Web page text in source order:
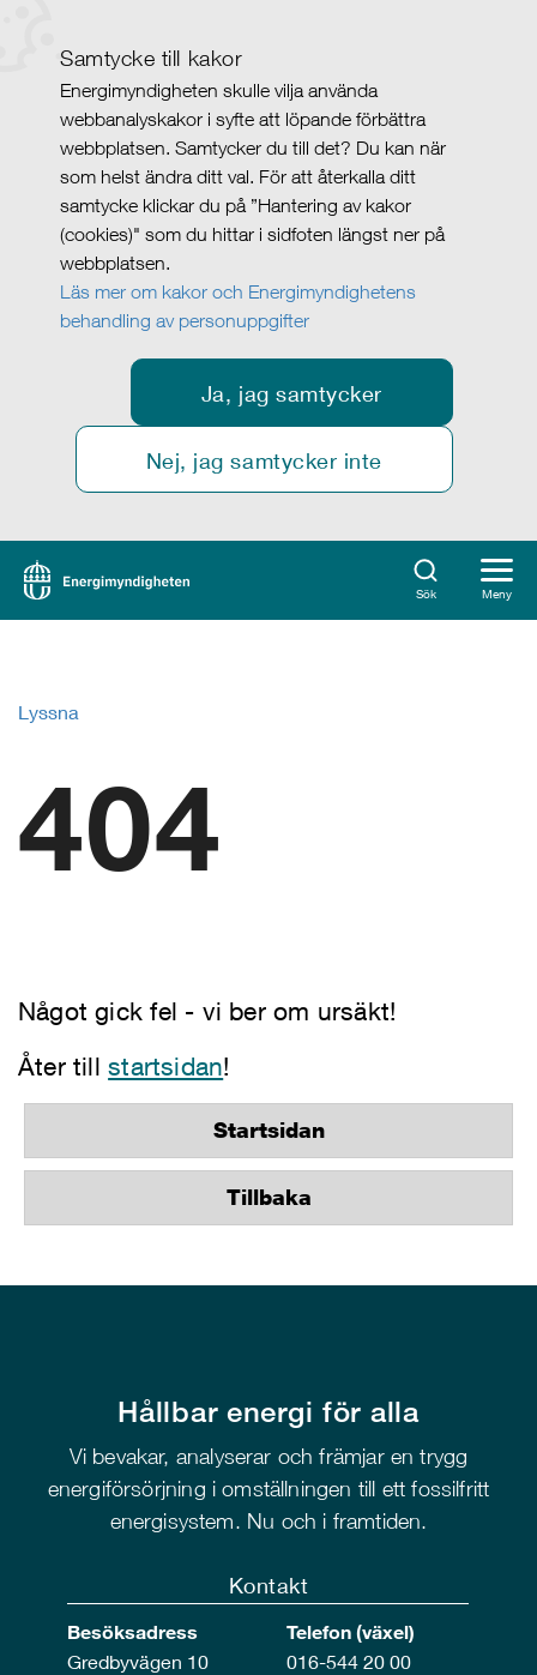
Samtycke till kakor
Energimyndigheten skulle vilja använda
webbanalyskakor i syfte att löpande förbättra
webbplatsen. Samtycker du till det? Du kan när
som helst ändra ditt val. För att återkalla ditt
samtycke klickar du på ”Hantering av kakor
(cookies)" som du hittar i sidfoten längst ner på
webbplatsen.
Läs mer om kakor och Energimyndighetens
behandling av personuppgifter
Ja, jag samtycker
Nej, jag samtycker inte
Sök Meny
Lyssna
404
Något gick fel - vi ber om ursäkt!
Åter tillstartsidan!
Startsidan
Tillbaka
Hållbar energi för alla
Vi bevakar, analyserar och främjar en trygg
energiförsörjning i omställningen till ett fossilfritt
energisystem. Nu och i framtiden.
Kontakt
Besöksadress
Gredbyvägen 10
Telefon (växel)
016-544 20 00